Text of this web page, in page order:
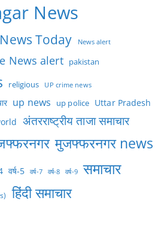
News
Today News alert
News alert pakistan
religious UP crime news
up news up police Uttar Pradesh
अंतरराष्ट्रीय ताजा समाचार
मुजफ्फरनगर news
वर्ष-5 वर्ष-7 वर्ष-8 वर्ष-9 समाचार
हिंदी समाचार